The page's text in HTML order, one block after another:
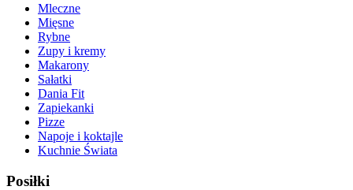
Mleczne
Mięsne
Rybne
Zupy i kremy
Makarony
Sałatki
Dania Fit
Zapiekanki
Pizze
Napoje i koktajle
Kuchnie Świata
Posiłki